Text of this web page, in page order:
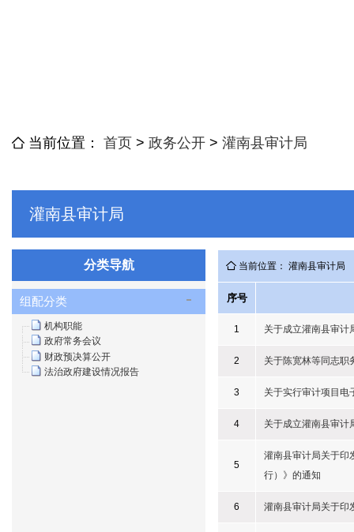
当前位置： 首页 > 政务公开 > 灌南县审计局
灌南县审计局
分类导航
组配分类
机构职能
政府常务会议
财政预决算公开
法治政府建设情况报告
当前位置： 灌南县审计局
序号
1 关于成立灌南县审计
2 关于陈宽林等同志职
3 关于实行审计项目电
4 关于成立灌南县审计
5
灌南县审计局关于印
行）》的通知
6 灌南县审计局关于印